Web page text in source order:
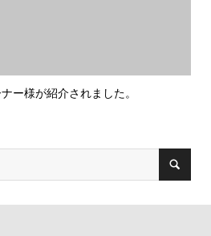
ー様が紹介されました。